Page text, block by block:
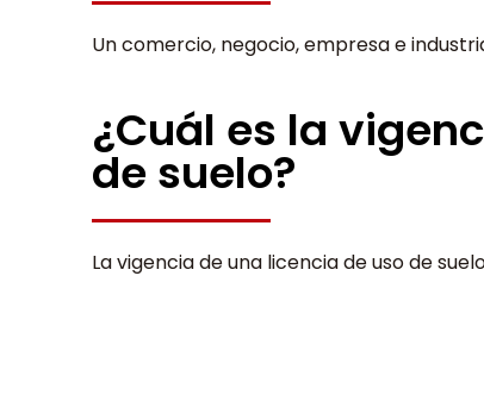
Un comercio, negocio, empresa e
¿Cuál es la
de suelo?
La vigencia de una licencia de uso de